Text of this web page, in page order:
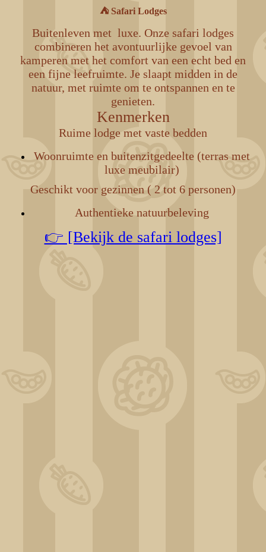
⛺ Safari Lodges
Buitenleven met luxe. Onze safari lodges
combineren het avontuurlijke gevoel van
kamperen met het comfort van een echt bed en
een fijne leefruimte. Je slaapt midden in de
natuur, met ruimte om te ontspannen en te
genieten.
Kenmerken
Ruime lodge met vaste bedden
Woonruimte en buitenzitgedeelte (terras met
luxe meubilair)
Geschikt voor gezinnen ( 2 tot 6 personen)
Authentieke natuurbeleving
👉 [Bekijk de safari lodges]